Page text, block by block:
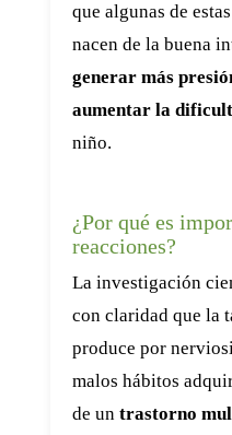
que algunas de
nacen de la buena
generar más
aumentar la
niño.
¿Por qué es
reacciones?
La investigación
con claridad que la
produce por
malos hábitos
de un trastorno